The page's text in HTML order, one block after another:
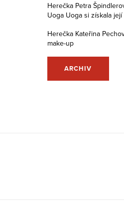
Herečka Petra
Uoga Uoga si získala
Herečka Kateřina
make-up
ARCHIV